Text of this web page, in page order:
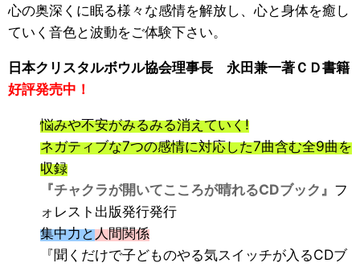
心の奥深くに眠る様々な感情を解放し、心と身体を癒し
ていく音色と波動をご体験下さい。
日本クリスタルボウル協会理事長 永田兼一著ＣＤ書籍
好評発売中！
悩みや不安がみるみる消えていく!
ネガティブな7つの感情に対応した7曲含む全9曲を
収録
『チャクラが開いてこころが晴れるCDブック』 フ
ォレスト出版発行発行
集中力と人間関係
『聞くだけで子どものやる気スイッチが入るCDブ